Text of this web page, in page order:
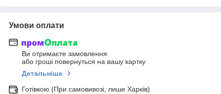
Умови оплати
Ви отримаєте замовлення
або гроші повернуться на вашу картку
Детальніше
Готівкою (При самовивозі, лише Харків)